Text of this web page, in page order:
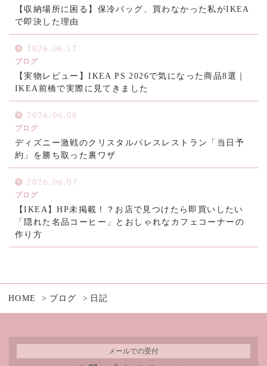
【収納場所に困る】保冷バッグ、買わなかった私がIKEA
で即決した理由
2026.06.12
ブログ
【実物レビュー】IKEA PS 2026で気になった商品8選｜
IKEA前橋で実際に見てきました
2026.06.08
ブログ
ディズニー激戦のクリスタルパレスレストラン「当日予
約」を勝ち取った裏ワザ
2026.06.07
ブログ
【IKEA】HP未掲載！？お店で見つけたら即買いしたい
「隠れた名品コーヒー」とおしゃれなカフェコーナーの
作り方
HOME ブログ 日記
メールでの受付